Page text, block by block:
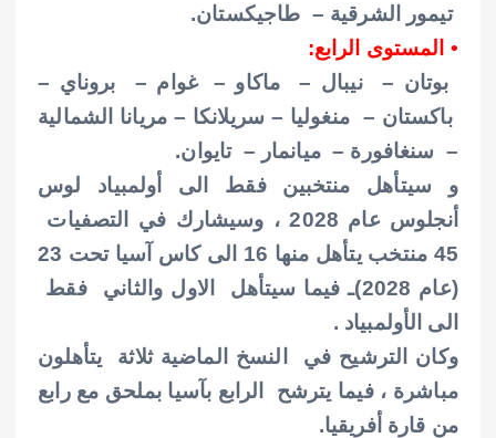
تيمور الشرقية – طاجيكستان.
• المستوى الرابع:
بوتان – نيبال – ماكاو – غوام – بروناي –
باكستان – منغوليا – سريلانكا – مريانا الشمالية
– سنغافورة – ميانمار – تايوان.
و سيتأهل منتخبين فقط الى أولمبياد لوس
أنجلوس عام 2028 ، وسيشارك في التصفيات
45 منتخب يتأهل منها 16 الى كاس آسيا تحت 23
(عام 2028)ـ فيما سيتأهل الاول والثاني
فقط
الى الأولمبياد .
وكان الترشيح في النسخ الماضية ثلاثة يتأهلون
مباشرة ، فيما يترشح الرابع بآسيا بملحق مع رابع
من قارة أفريقيا.